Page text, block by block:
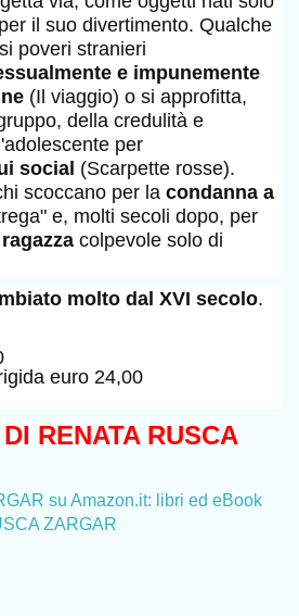
il suo divertimento. Qualche
poveri stranieri
e impunemente
(Il viaggio) o si approfitta,
della credulità e
per
social (Scarpette rosse).
scoccano per la condanna a
e, molti secoli dopo, per
colpevole solo di
molto dal XVI secolo.
euro 24,00
RENATA RUSCA
su Amazon.it: libri ed eBook
ZARGAR